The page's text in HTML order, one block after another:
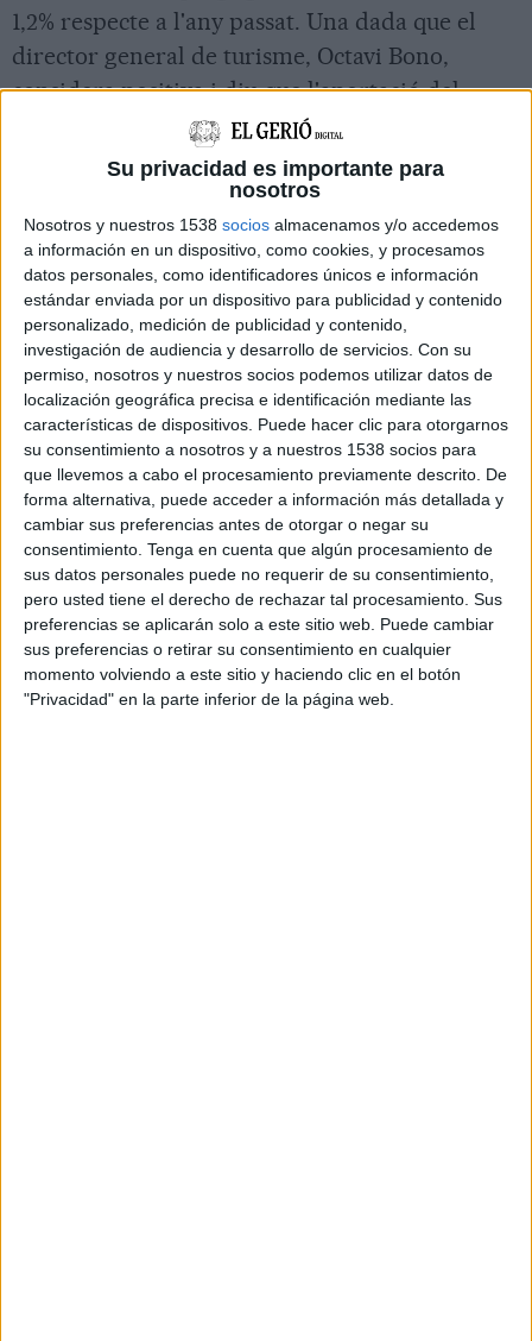
Su privacidad es importante para
nosotros
Nosotros y nuestros 1538 socios almacenamos y/o accedemos
a información en un dispositivo, como cookies, y procesamos
datos personales, como identificadores únicos e información
estándar enviada por un dispositivo para publicidad y contenido
personalizado, medición de publicidad y contenido,
investigación de audiencia y desarrollo de servicios. Con su
permiso, nosotros y nuestros socios podemos utilizar datos de
localización geográfica precisa e identificación mediante las
características de dispositivos. Puede hacer clic para otorgarnos
su consentimiento a nosotros y a nuestros 1538 socios para
que llevemos a cabo el procesamiento previamente descrito. De
forma alternativa, puede acceder a información más detallada y
cambiar sus preferencias antes de otorgar o negar su
consentimiento. Tenga en cuenta que algún procesamiento de
sus datos personales puede no requerir de su consentimiento,
pero usted tiene el derecho de rechazar tal procesamiento. Sus
preferencias se aplicarán solo a este sitio web. Puede cambiar
sus preferencias o retirar su consentimiento en cualquier
momento volviendo a este sitio y haciendo clic en el botón
"Privacidad" en la parte inferior de la página web.
1,2% respecte a l'any passat. Una dada que el
director general de turisme, Octavi Bono,
considera positiva i diu que l'aportació del
càmping és important i per això el Govern
"continuarà acompanyant" aquest sector.
a
un
amic
PDF
NOTÍCIES MÉS LLEGIDES